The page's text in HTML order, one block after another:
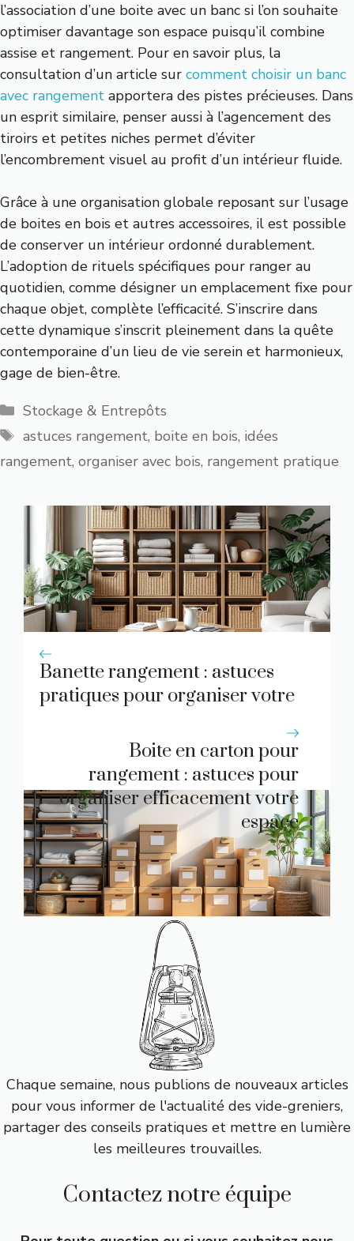
l’association d’une boite avec un banc si l’on souhaite
optimiser davantage son espace puisqu’il combine
assise et rangement. Pour en savoir plus, la
consultation d’un article sur comment choisir un banc
avec rangement apportera des pistes précieuses. Dans
un esprit similaire, penser aussi à l’agencement des
tiroirs et petites niches permet d’éviter
l’encombrement visuel au profit d’un intérieur fluide.
Grâce à une organisation globale reposant sur l’usage
de boites en bois et autres accessoires, il est possible
de conserver un intérieur ordonné durablement.
L’adoption de rituels spécifiques pour ranger au
quotidien, comme désigner un emplacement fixe pour
chaque objet, complète l’efficacité. S’inscrire dans
cette dynamique s’inscrit pleinement dans la quête
contemporaine d’un lieu de vie serein et harmonieux,
gage de bien-être.
Catégories
Stockage & Entrepôts
Étiquettes
astuces rangement, boite en bois, idées
rangement, organiser avec bois, rangement pratique
Banette rangement : astuces
pratiques pour organiser votre
Boite en carton pour
rangement : astuces pour
organiser efficacement votre
espace
Chaque semaine, nous publions de nouveaux articles
pour vous informer de l'actualité des vide-greniers,
partager des conseils pratiques et mettre en lumière
les meilleures trouvailles.
Contactez notre équipe